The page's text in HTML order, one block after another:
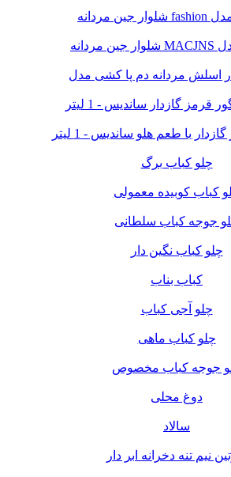
قرمز گازدار ساندیس - 1 لیتر
با طعم هلو ساندیس - 1 لیتر
چلو کباب برگ
کباب کوبیده معمولی
جوجه کباب سلطانی
چلو کباب نگین دار
کباب بناب
چلو آجی کباب
چلو کباب ماهی
جوجه کباب مخصوص
دوغ محلی
سالاد
نیم تنه دخرانه ابر دار